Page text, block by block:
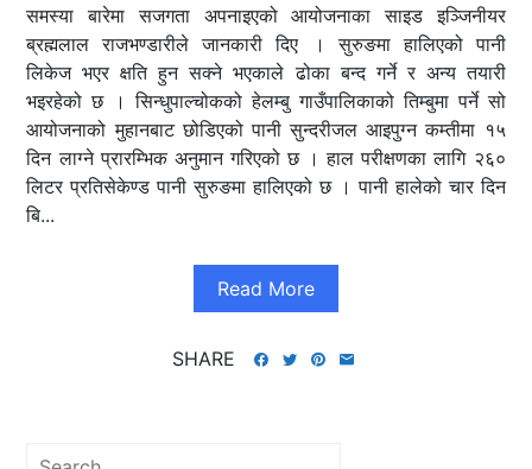
समस्या बारेमा सजगता अपनाइएको आयोजनाका साइड इञ्जिनीयर
ब्रह्मलाल राजभण्डारीले जानकारी दिए । सुरुङमा हालिएको पानी
लिकेज भएर क्षति हुन सक्ने भएकाले ढोका बन्द गर्ने र अन्य तयारी
भइरहेको छ । सिन्धुपाल्चोकको हेलम्बु गाउँपालिकाको तिम्बुमा पर्ने सो
आयोजनाको मुहानबाट छोडिएको पानी सुन्दरीजल आइपुग्न कम्तीमा १५
दिन लाग्ने प्रारम्भिक अनुमान गरिएको छ । हाल परीक्षणका लागि २६०
लिटर प्रतिसेकेण्ड पानी सुरुङमा हालिएको छ । पानी हालेको चार दिन
बि...
Read More
SHARE
Search